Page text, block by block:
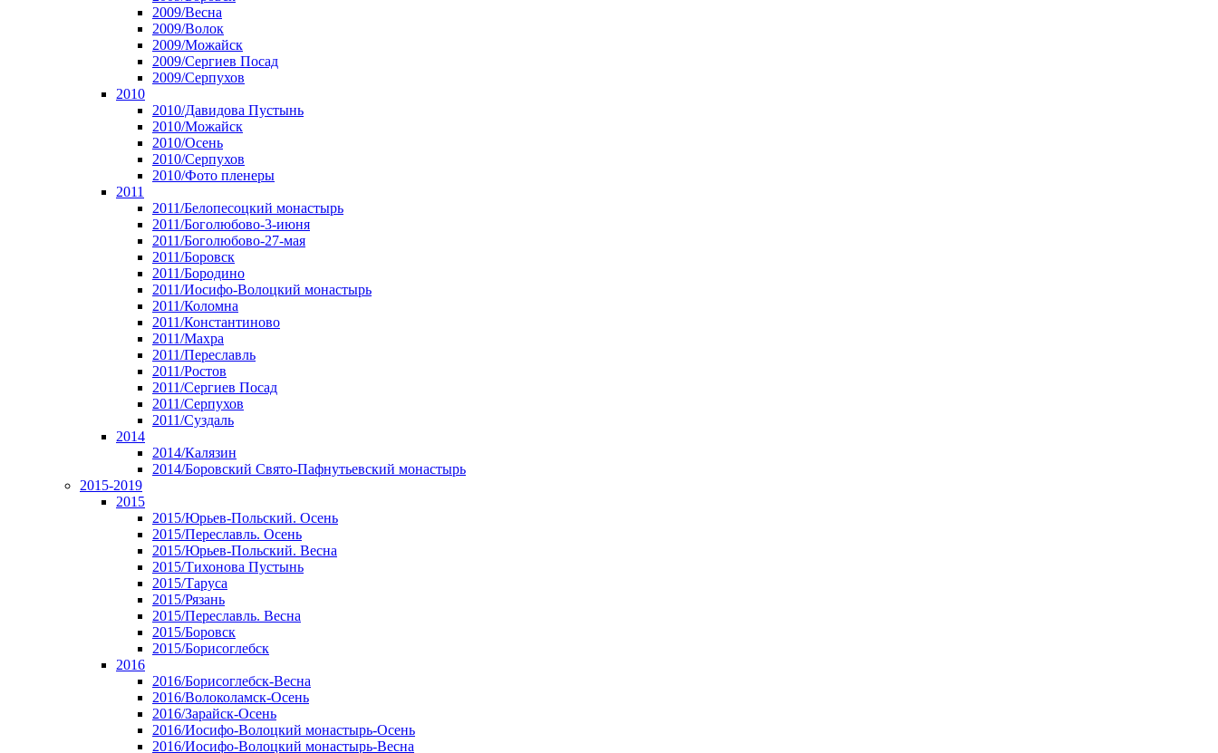
2009/Весна
2009/Волок
2009/Можайск
2009/Сергиев Посад
2009/Серпухов
2010
2010/Давидова Пустынь
2010/Можайск
2010/Осень
2010/Серпухов
2010/Фото пленеры
2011
2011/Белопесоцкий монастырь
2011/Боголюбово-3-июня
2011/Боголюбово-27-мая
2011/Боровск
2011/Бородино
2011/Иосифо-Волоцкий монастырь
2011/Коломна
2011/Константиново
2011/Махра
2011/Переславль
2011/Ростов
2011/Сергиев Посад
2011/Серпухов
2011/Суздаль
2014
2014/Калязин
2014/Боровский Свято-Пафнутьевский монастырь
2015-2019
2015
2015/Юрьев-Польский. Осень
2015/Переславль. Осень
2015/Юрьев-Польский. Весна
2015/Тихонова Пустынь
2015/Таруса
2015/Рязань
2015/Переславль. Весна
2015/Боровск
2015/Борисоглебск
2016
2016/Борисоглебск-Весна
2016/Волоколамск-Осень
2016/Зарайск-Осень
2016/Иосифо-Волоцкий монастырь-Осень
2016/Иосифо-Волоцкий монастырь-Весна